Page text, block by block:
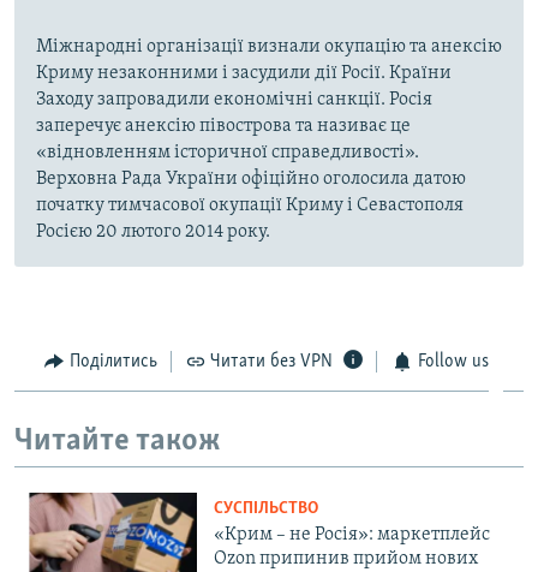
Міжнародні організації визнали окупацію та анексію
Криму незаконними і засудили дії Росії. Країни
Заходу запровадили економічні санкції. Росія
заперечує анексію півострова та називає це
«відновленням історичної справедливості».
Верховна Рада України офіційно оголосила датою
початку тимчасової окупації Криму і Севастополя
Росією 20 лютого 2014 року.
Поділитись Читати без VPN Follow us
Читайте також
СУСПІЛЬСТВО
«Крим – не Росія»: маркетплейс
Ozon припинив прийом нових